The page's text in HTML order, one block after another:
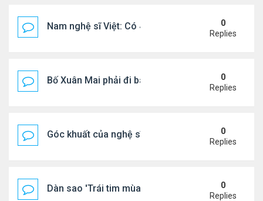
Nam nghệ sĩ Việt: Có 4 nhà ở Pháp, sống gần
0
Replies
Bố Xuân Mai phải đi bán cơm ở Mỹ
0
Replies
Góc khuất của nghệ sĩ Hoài Tâm
0
Replies
Dàn sao 'Trái tim mùa thu' sau 26 năm
0
Replies